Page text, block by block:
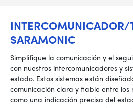
INTERCOMUNICADOR/
SARAMONIC
Simplifique la comunicación y el
con nuestros intercomunicadores y
estado. Estos sistemas están
comunicación clara y fiable entre los
como una indicación precisa del